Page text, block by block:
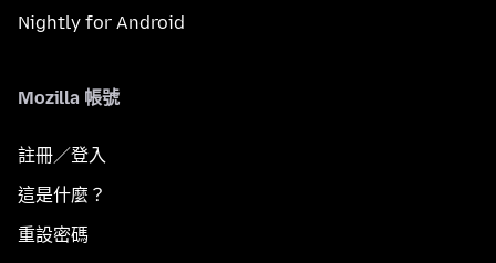
Nightly for Android
Mozilla 帳號
註冊／登入
這是什麼？
重設密碼